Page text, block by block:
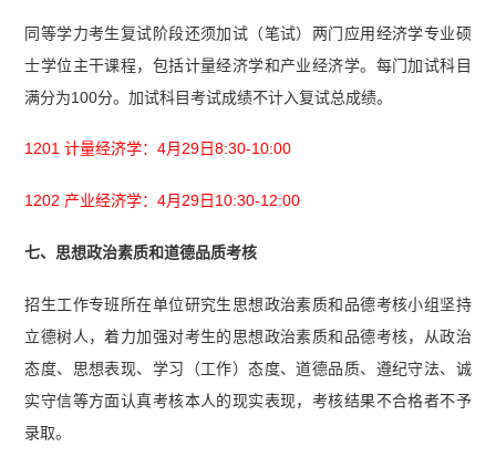
同等学力考生复试阶段还须加试（笔试）两门应用经济学专业硕
士学位主干课程，包括计量经济学和产业经济学。每门加试科目
满分为100分。加试科目考试成绩不计入复试总成绩。
1201 计量经济学：4月29日8:30-10:00
1202 产业经济学：4月29日10:30-12:00
七、思想政治素质和道德品质考核
招生工作专班所在单位研究生思想政治素质和品德考核小组坚持
立德树人，着力加强对考生的思想政治素质和品德考核，从政治
态度、思想表现、学习（工作）态度、道德品质、遵纪守法、诚
实守信等方面认真考核本人的现实表现，考核结果不合格者不予
录取。